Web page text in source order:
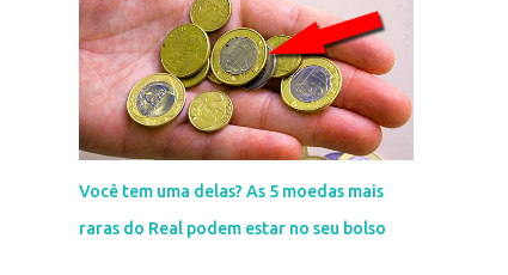
Você tem uma delas? As 5 moedas mais
raras do Real podem estar no seu bolso